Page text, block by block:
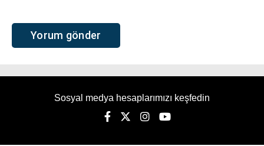
Sosyal medya hesaplarımızı keşfedin